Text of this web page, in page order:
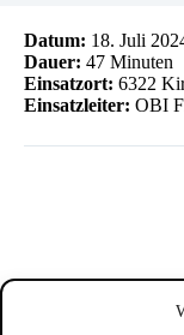
Datum: 18. Juli
Dauer: 47 Minuten
Einsatzort: 6322
Einsatzleiter: OBI